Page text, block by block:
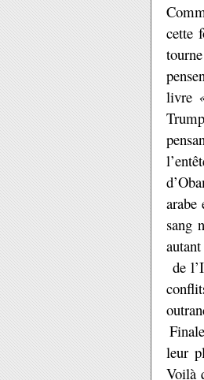
cette
livre
arabe
sang
de
leur
Voilà